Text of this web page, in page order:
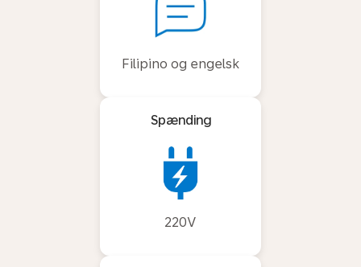
Filipino og engelsk
Spænding
220V